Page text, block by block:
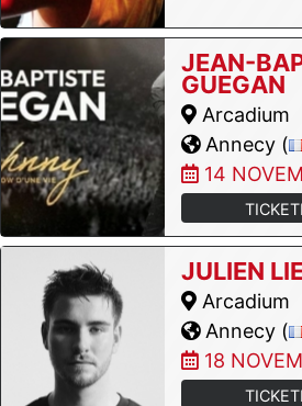
JEAN-
GUEGAN
Arcadium
Annecy (
14
JULIEN
Arcadium
Annecy (
18